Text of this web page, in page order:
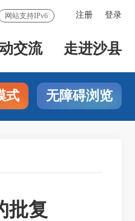
注册 登录
网站支持IPv6
交流 走进沙县
式 无障碍浏览
批复